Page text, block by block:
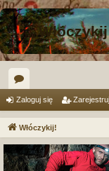
or
a
Zaloguj się
Włóczykij!